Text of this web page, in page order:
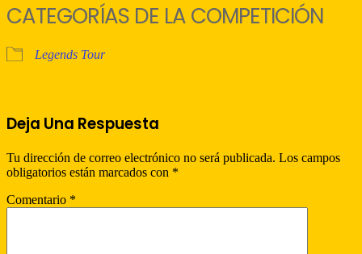
CATEGORÍAS DE LA COMPETICIÓN
Legends Tour
Deja Una Respuesta
Tu dirección de correo electrónico no será publicada. Los campos
obligatorios están marcados con *
Comentario *